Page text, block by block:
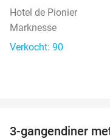
Hotel de Pionier
Marknesse
Verkocht: 90
3-gangendiner